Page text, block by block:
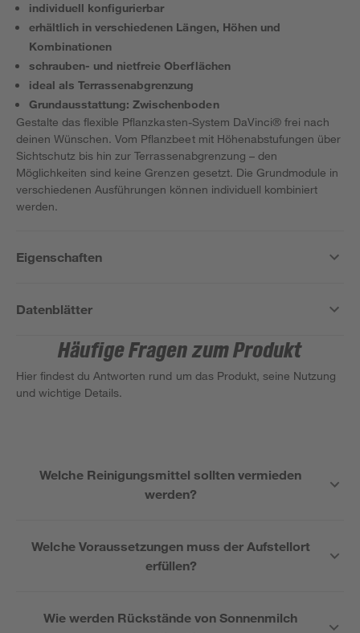
individuell konfigurierbar
erhältlich in verschiedenen Längen, Höhen und
Kombinationen
schrauben- und nietfreie Oberflächen
ideal als Terrassenabgrenzung
Grundausstattung: Zwischenboden
Gestalte das flexible Pflanzkasten-System DaVinci® frei nach
deinen Wünschen. Vom Pflanzbeet mit Höhenabstufungen über
Sichtschutz bis hin zur Terrassenabgrenzung – den
Möglichkeiten sind keine Grenzen gesetzt. Die Grundmodule in
verschiedenen Ausführungen können individuell kombiniert
werden.
Eigenschaften
Datenblätter
Häufige Fragen zum Produkt
Hier findest du Antworten rund um das Produkt, seine Nutzung
und wichtige Details.
Welche Reinigungsmittel sollten vermieden
werden?
Welche Voraussetzungen muss der Aufstellort
erfüllen?
Wie werden Rückstände von Sonnenmilch